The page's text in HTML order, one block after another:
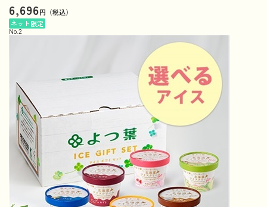
6,696円（税込）
ネット限定
No. 2